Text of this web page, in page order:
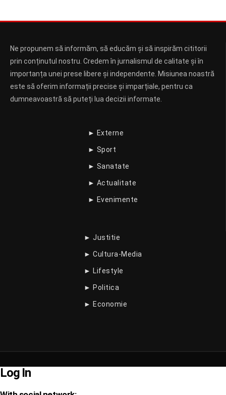
Ne propunem să informăm, să educăm și să inspirăm cititorii
prin conținutul nostru. Credem în jurnalismul de calitate și în
importanța unei prese libere și independente. Misiunea noastră
este să oferim informații precise și imparțiale, pentru ca
dumneavoastră să puteți lua decizii informate.
► Externe
► Sport
► Sanatate
► Actualitate
► Evenimente
► Justitie
► Cultura-Media
► Lifestyle
► Politica
► Economie
Log In